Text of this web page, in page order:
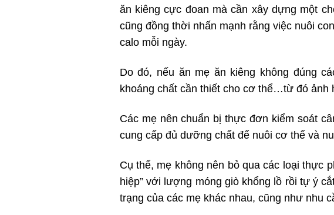
ăn kiêng cực đoan mà cần xây dựng một
cũng đồng thời nhấn mạnh rằng việc nuôi
calo mỗi ngày.
Do đó, nếu ăn mẹ ăn kiêng không đúng
khoáng chất cần thiết cho cơ thể…từ đó
Các mẹ nên chuẩn bị thực đơn kiểm soát
cung cấp đủ dưỡng chất để nuôi cơ thể và
Cụ thể, mẹ không nên bỏ qua các loại thực
hiệp” với lượng móng giò khổng lồ rồi tự ý
trạng của các mẹ khác nhau, cũng như nhu